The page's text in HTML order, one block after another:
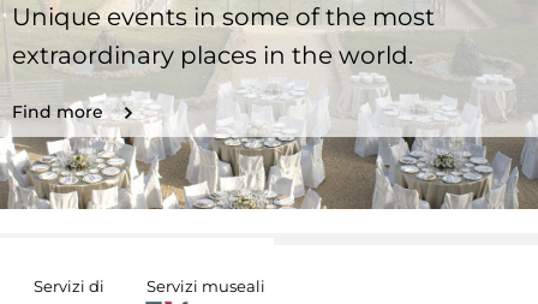
Unique events in some of the most
extraordinary places in the world.
Find more
Servizi di
Servizi museali